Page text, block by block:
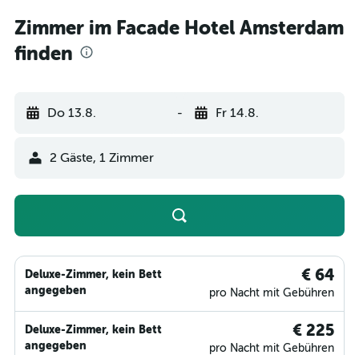
Zimmer im Facade Hotel Amsterdam
finden
Do 13.8. - Fr 14.8.
2 Gäste, 1 Zimmer
Deluxe-Zimmer, kein Bett
angegeben
€ 64
pro Nacht mit Gebühren
Deluxe-Zimmer, kein Bett
angegeben
€ 225
pro Nacht mit Gebühren